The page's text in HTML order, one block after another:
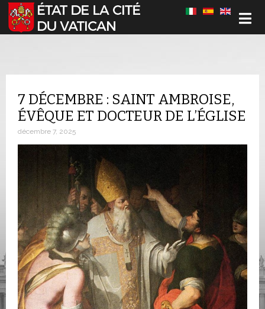
Sélectionnez votre langue
7 DÉCEMBRE : SAINT AMBROISE,
ÉVÊQUE ET DOCTEUR DE L’ÉGLISE
décembre 7, 2025